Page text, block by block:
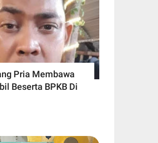
Pria Membawa
Beserta BPKB Di